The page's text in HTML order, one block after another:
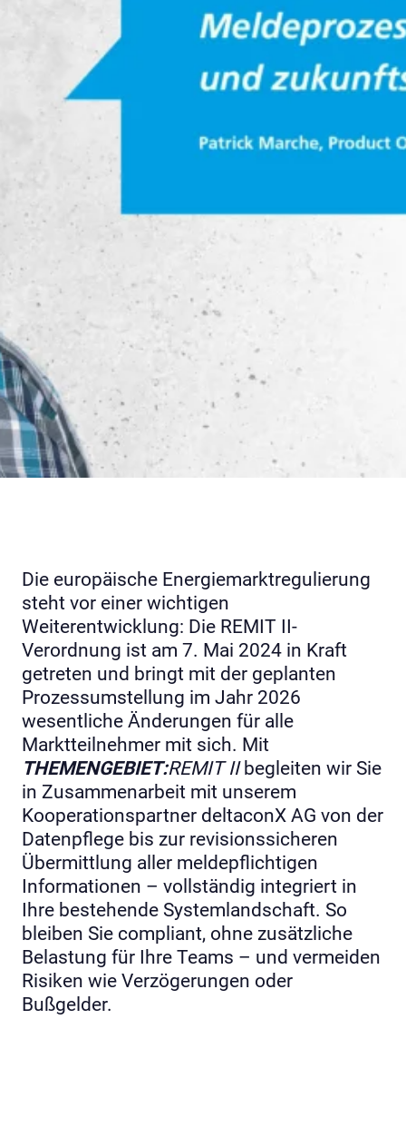
Die europäische Energiemarktregulierung
steht vor einer wichtigen
Weiterentwicklung: Die REMIT II-
Verordnung ist am 7. Mai 2024 in Kraft
getreten und bringt mit der geplanten
Prozessumstellung im Jahr 2026
wesentliche Änderungen für alle
Marktteilnehmer mit sich. Mit
THEMENGEBIET:REMIT IIbegleiten wir Sie
in Zusammenarbeit mit unserem
Kooperationspartner deltaconX AG von der
Datenpflege bis zur revisionssicheren
Übermittlung aller meldepflichtigen
Informationen – vollständig integriert in
Ihre bestehende Systemlandschaft. So
bleiben Sie compliant, ohne zusätzliche
Belastung für Ihre Teams – und vermeiden
Risiken wie Verzögerungen oder
Bußgelder.